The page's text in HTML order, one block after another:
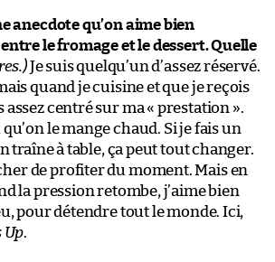
anecdote qu’on aime bien
le fromage et le dessert. Quelle
Je suis quelqu’un d’assez réservé.
quand je cuisine et que je reçois
assez centré sur ma « prestation ».
le mange chaud. Si je fais un
traîne à table, ça peut tout changer.
de profiter du moment. Mais en
la pression retombe, j’aime bien
pour détendre tout le monde. Ici,
Up.